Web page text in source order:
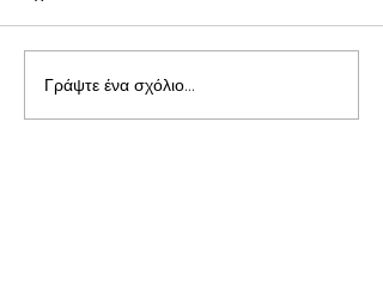
Γράψτε ένα σχόλιο...